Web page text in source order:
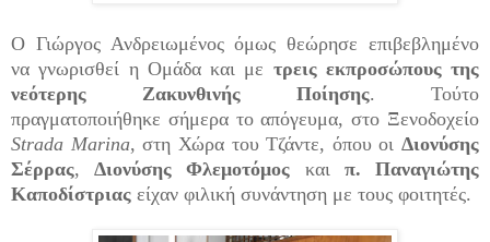
Ο Γιώργος Ανδρειωμένος όμως θεώρησε επιβεβλημένο
να γνωρισθεί η Ομάδα και με τρεις εκπροσώπους της
νεότερης Ζακυνθινής Ποίησης. Τούτο
πραγματοποιήθηκε σήμερα το απόγευμα, στο Ξενοδοχείο
Strada Marina, στη Χώρα του Τζάντε, όπου οι Διονύσης
Σέρρας,Διονύσης Φλεμοτόμος και π. Παναγιώτης
Καποδίστριας είχαν φιλική συνάντηση με τους φοιτητές.